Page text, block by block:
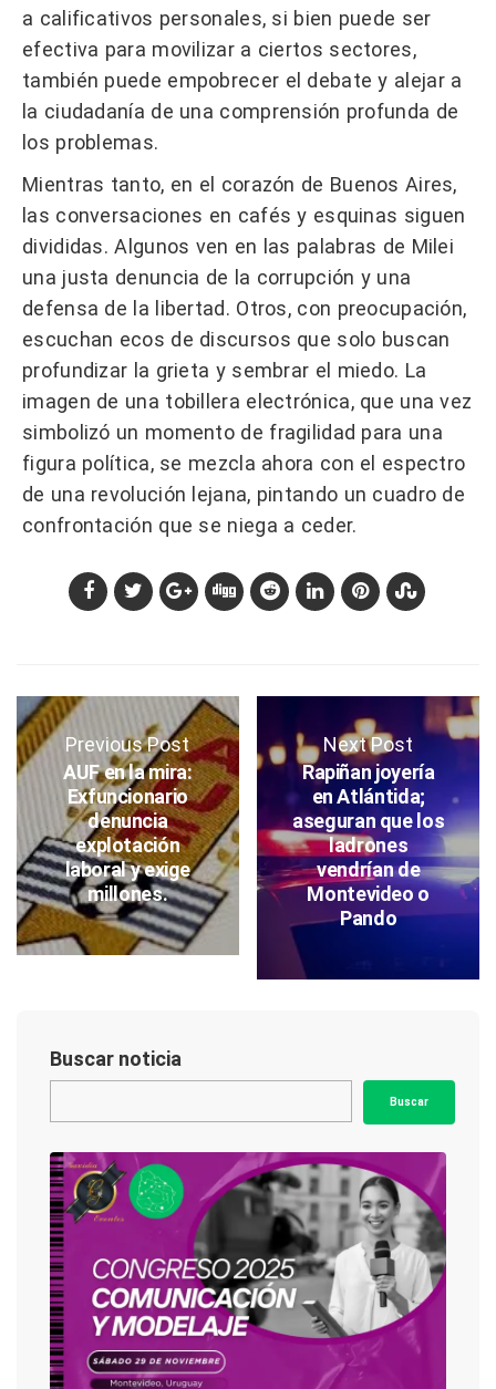
a calificativos personales, si bien puede ser
efectiva para movilizar a ciertos sectores,
también puede empobrecer el debate y alejar a
la ciudadanía de una comprensión profunda de
los problemas.
Mientras tanto, en el corazón de Buenos Aires,
las conversaciones en cafés y esquinas siguen
divididas. Algunos ven en las palabras de Milei
una justa denuncia de la corrupción y una
defensa de la libertad. Otros, con preocupación,
escuchan ecos de discursos que solo buscan
profundizar la grieta y sembrar el miedo. La
imagen de una tobillera electrónica, que una vez
simbolizó un momento de fragilidad para una
figura política, se mezcla ahora con el espectro
de una revolución lejana, pintando un cuadro de
confrontación que se niega a ceder.
Previous Post
AUF en la mira:
Exfuncionario
denuncia
explotación
laboral y exige
millones.
Next Post
Rapiñan joyería
en Atlántida;
aseguran que los
ladrones
vendrían de
Montevideo o
Pando
Buscar noticia
Buscar